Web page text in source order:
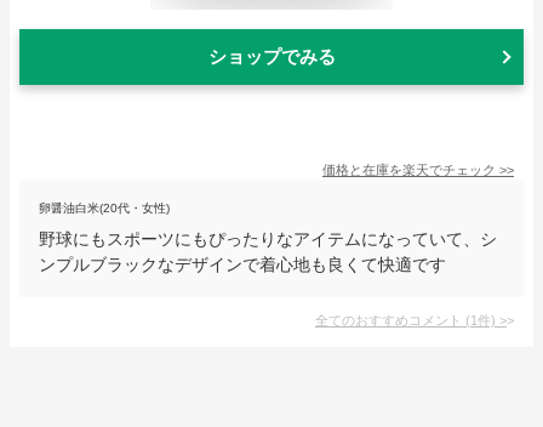
ショップでみる
価格と在庫を楽天でチェック >>
卵醤油白米(20代・女性)
野球にもスポーツにもぴったりなアイテムになっていて、シ
ンプルブラックなデザインで着心地も良くて快適です
全てのおすすめコメント (1件) >